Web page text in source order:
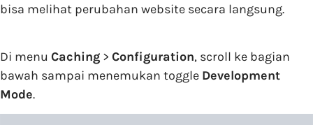
bisa melihat perubahan website secara langsung.
Di menu Caching > Configuration, scroll ke bagian
bawah sampai menemukan toggle Development
Mode.